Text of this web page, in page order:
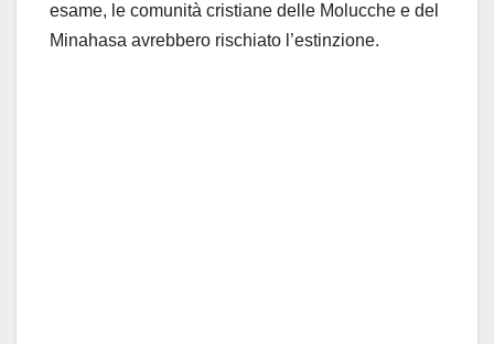
esame, le comunità cristiane delle Molucche e del
Minahasa avrebbero rischiato l’estinzione.